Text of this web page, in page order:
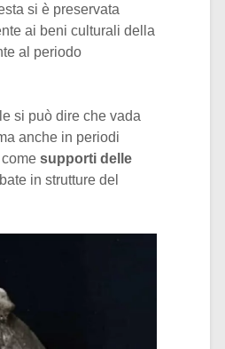
si è preservata
ai beni culturali della
al periodo
si può dire che vada
anche in periodi
supporti delle
in strutture del